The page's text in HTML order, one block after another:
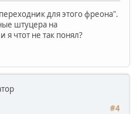
для этого фреона".
штуцера на
чтот не так понял?
#4